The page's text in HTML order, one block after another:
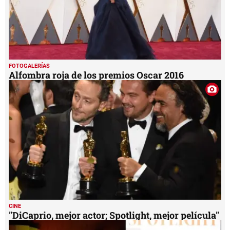
FOTOGALERÍAS
Alfombra roja de los premios Oscar 2016
CINE
"DiCaprio, mejor actor; Spotlight, mejor película"